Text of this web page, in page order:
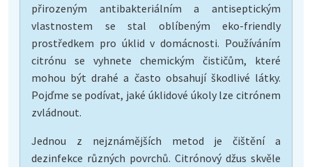
přirozeným antibakteriálním a antiseptickým
vlastnostem se stal oblíbeným eko-friendly
prostředkem pro úklid v domácnosti. Používáním
citrónu se vyhnete chemickým čističům, které
mohou být drahé a často obsahují škodlivé látky.
Pojďme se podívat, jaké úklidové úkoly lze citrónem
zvládnout.
Jednou z nejznámějších metod je čištění a
dezinfekce různých povrchů. Citrónový džus skvěle